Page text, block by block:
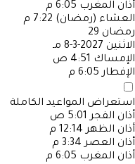
أذان المغرب 6:05 م
العشاء (رمضان) 7:22 م
رمضان 29
الاثنين 2027-3-8 مـ
الإمساك 4:51 ص
الإفطار 6:05 م
استعراض المواعيد الكاملة
أذان الفجر 5:01 ص
أذان الظهر 12:14 م
أذان العصر 3:34 م
أذان المغرب 6:05 م